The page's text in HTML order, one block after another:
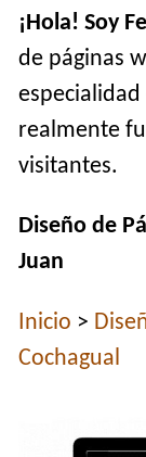
¡Hola! Soy
de páginas
realmente
visitantes.
Diseño de
Juan
Inicio >
Cochagual